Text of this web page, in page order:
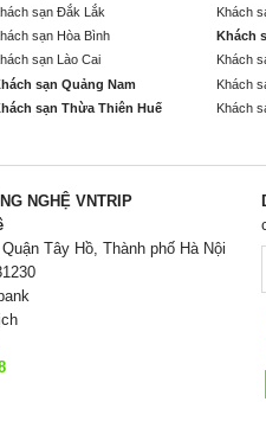
sạn Đắk Lắk Khách
sạn Hòa Bình Khách
sạn Lào Cai Khách
sạn Quảng Nam Khách
sạn Thừa Thiên Huế Khách
NGHỆ VNTRIP
Tây Hồ, Thành phố Hà Nội